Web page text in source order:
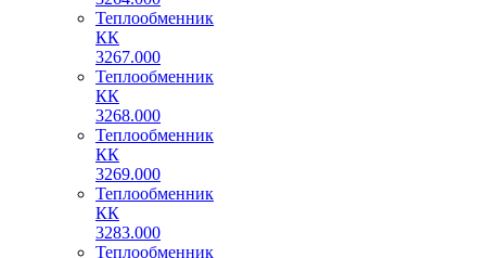
Теплообменник
КК
3267.000
Теплообменник
КК
3268.000
Теплообменник
КК
3269.000
Теплообменник
КК
3283.000
Теплообменник